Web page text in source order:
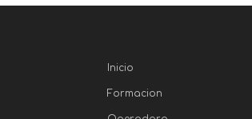
Inicio
Formacion